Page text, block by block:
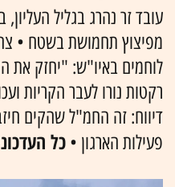
עובד זר נהרג בגליל
מפיצוץ תחמושת בשטח •
רקטות נורו לעבר הקריות
דיווח: זה החמ"ל שהקים
פעילות הארגון • כל